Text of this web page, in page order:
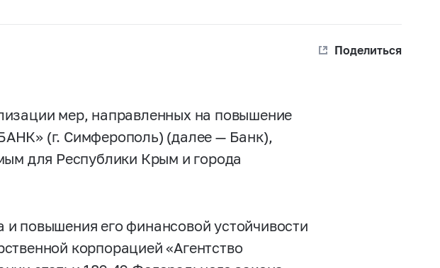
Поделиться
мер, направленных на повышение
(г. Симферополь) (далее — Банк),
для Республики Крым и города
повышения его финансовой устойчивости
корпорацией «Агентство